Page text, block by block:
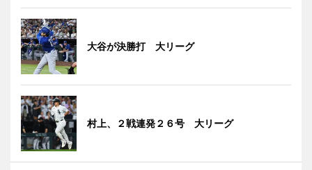
大谷が決勝打 大リーグ
村上、２戦連発２６号 大リーグ